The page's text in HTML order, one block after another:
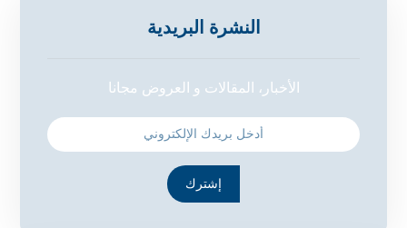
النشرة البريدية
الأخبار، المقالات و العروض مجانا
إشترك